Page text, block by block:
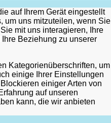
auf Ihrem Gerät eingestellt
um uns mitzuteilen, wenn Sie
mit uns interagieren, Ihre
Beziehung zu unserer
Kategorienüberschriften, um
einige Ihrer Einstellungen
einiger Arten von
auf unseren
kann, die wir anbieten